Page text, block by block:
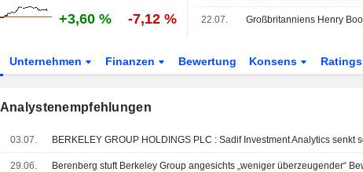
+3,60 % -7,12 % 22.07.
Unternehmen Finanzen Bewertung Konsens Ratings
Analystenempfehlungen
03.07.
29.06.